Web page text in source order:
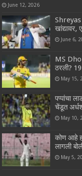
June 12, 2026
Shreyas
June 6,
MS
ठरली?
May 15,
पप्पांचा
चेंडूत
May 10,
कोण आहे
लागली
May 5,